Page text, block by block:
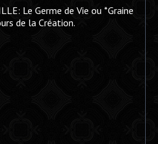
Le Germe de Vie ou *Graine
de la Création.